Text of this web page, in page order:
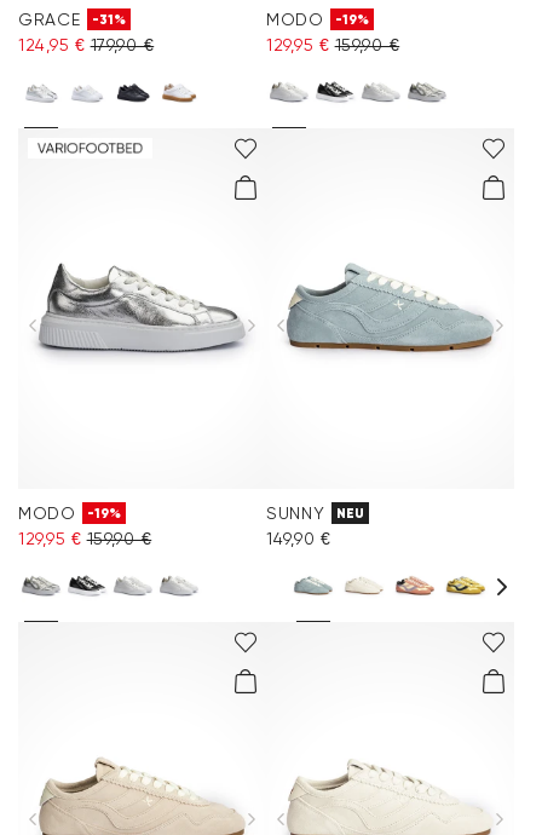
GRACE -31%
124,95 € 179,90 €
MODO -19%
129,95 € 159,90 €
MODO -19%
129,95 € 159,90 €
SUNNY NEU
149,90 €